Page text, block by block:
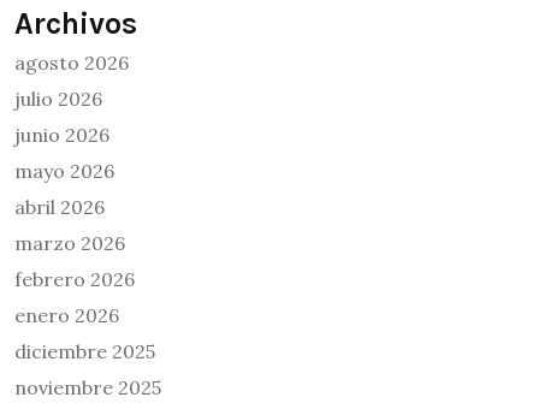
Archivos
agosto 2026
julio 2026
junio 2026
mayo 2026
abril 2026
marzo 2026
febrero 2026
enero 2026
diciembre 2025
noviembre 2025